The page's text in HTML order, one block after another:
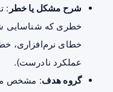
شرح مشکل یا خطر :
خطری که شناسایی
خطای نرم‌افزاری،
عملکرد نادرست).
گروه هدف: مشخص